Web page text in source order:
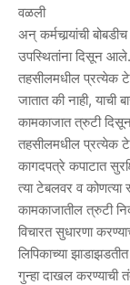
वळली
अन् कर्मचार्‍यांची
उपस्थितांना दिसून आले.
तहसीलमधील प्रत्येक
जातात की नाही, याची
कामकाजात त्रुटी
तहसीलमधील प्रत्येक
कागदपत्रे कपाटात
त्या टेबलवर व कोणत्या
कामकाजातील त्रुटी
विचारत सुधारणा
लिपिकाच्या
गुन्हा दाखल करण्याची